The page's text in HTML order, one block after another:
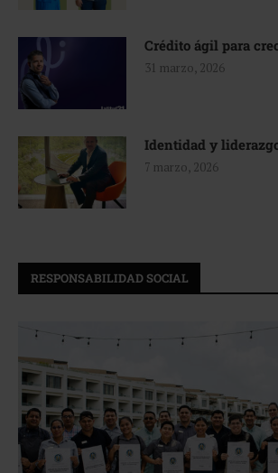
Crédito ágil para
31 marzo, 2026
Identidad y
7 marzo, 2026
RESPONSABILIDAD SOCIAL